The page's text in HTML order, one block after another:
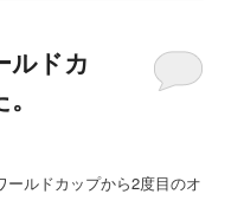
ルドカ
ルドカップから2度目のオ